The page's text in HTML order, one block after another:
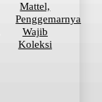
Mattel,
Penggemarnya
Wajib
Koleksi